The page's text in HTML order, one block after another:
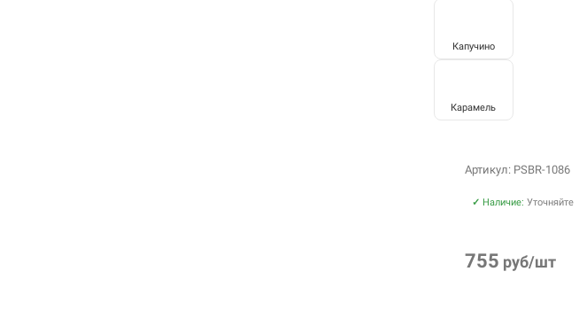
Капучино
Карамель
Артикул: PSBR-1086
✓ Наличие: Уточняйте
755 руб/шт